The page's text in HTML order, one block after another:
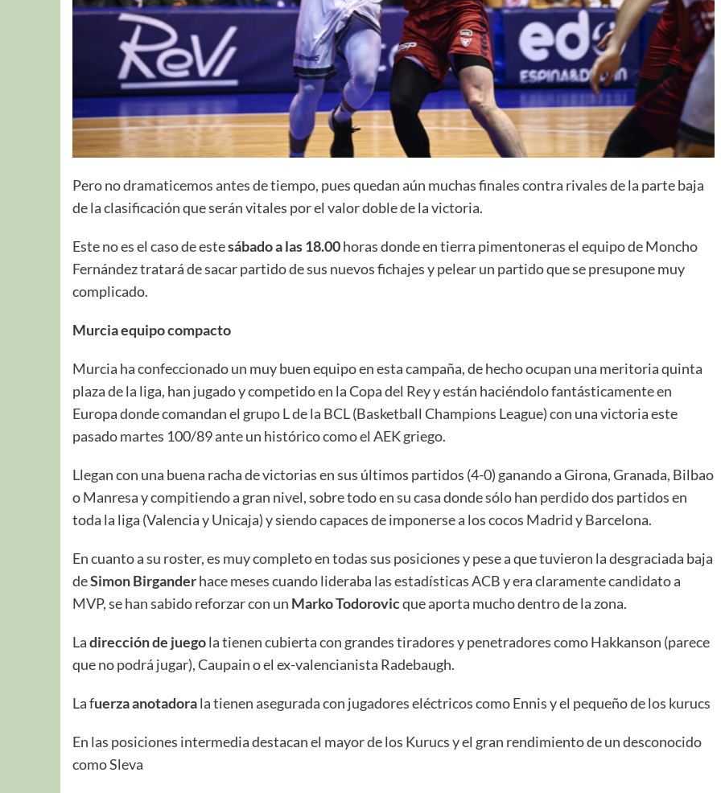
Pero no dramaticemos antes de tiempo, pues quedan aún muchas finales contra rivales de la parte baja
de la clasificación que serán vitales por el valor doble de la victoria.
Este no es el caso de estesábado a las 18.00horas donde en tierra pimentoneras el equipo de Moncho
Fernández tratará de sacar partido de sus nuevos fichajes y pelear un partido que se presupone muy
complicado.
Murcia equipo compacto
Murcia ha confeccionado un muy buen equipo en esta campaña, de hecho ocupan una meritoria quinta
plaza de la liga, han jugado y competido en la Copa del Rey y están haciéndolo fantásticamente en
Europa donde comandan el grupo L de la BCL (Basketball Champions League) con una victoria este
pasado martes 100/89 ante un histórico como el AEK griego.
Llegan con una buena racha de victorias en sus últimos partidos (4-0) ganando a Girona, Granada, Bilbao
o Manresa y compitiendo a gran nivel, sobre todo en su casa donde sólo han perdido dos partidos en
toda la liga (Valencia y Unicaja) y siendo capaces de imponerse a los cocos Madrid y Barcelona.
En cuanto a su roster, es muy completo en todas sus posiciones y pese a que tuvieron la desgraciada baja
deSimon Birganderhace meses cuando lideraba las estadísticas ACB y era claramente candidato a
MVP, se han sabido reforzar con un Marko Todorovicque aporta mucho dentro de la zona.
Ladirección de juegola tienen cubierta con grandes tiradores y penetradores como Hakkanson (parece
que no podrá jugar), Caupain o el ex-valencianista Radebaugh.
La fuerza anotadorala tienen asegurada con jugadores eléctricos como Ennis y el pequeño de los kurucs
En las posiciones intermedia destacan el mayor de los Kurucs y el gran rendimiento de un desconocido
como Sleva